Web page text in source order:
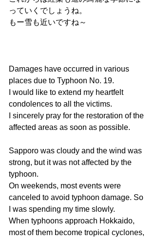
っていくでしょうね。
もー雪も近いですね～
Damages have occurred in various
places due to Typhoon No. 19.
I would like to extend my heartfelt
condolences to all the victims.
I sincerely pray for the restoration of the
affected areas as soon as possible.
Sapporo was cloudy and the wind was
strong, but it was not affected by the
typhoon.
On weekends, most events were
canceled to avoid typhoon damage. So
I was spending my time slowly.
When typhoons approach Hokkaido,
most of them become tropical cyclones,